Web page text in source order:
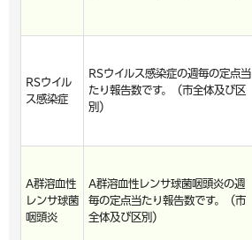
RSウイル
ス感染症
RSウイルス感染症の週毎の定点当
たり報告数です。（市全体及び区
別）
A群溶血性
レンサ球菌
咽頭炎
A群溶血性レンサ球菌咽頭炎の週
毎の定点当たり報告数です。（市
全体及び区別）